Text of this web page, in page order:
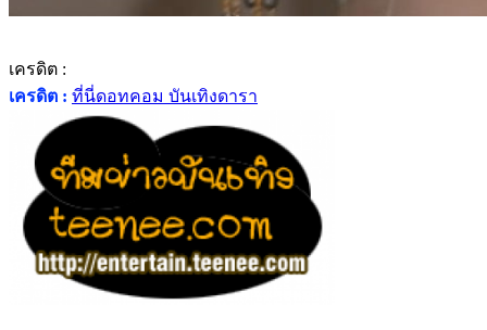
เครดิต :
เครดิต : ที่นี่ดอทคอม บันเทิงดารา